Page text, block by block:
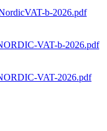
b-2026.pdf
VAT-b-2026.pdf
VAT-2026.pdf